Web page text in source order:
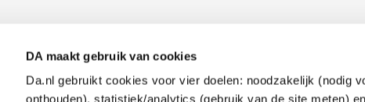
DA maakt gebruik van cookies
Da.nl gebruikt cookies voor vier doelen: noodzakelijk (nodig
onthouden), statistiek/analytics (gebruik van de site meten)
Keurmerk Zelfzorg Online